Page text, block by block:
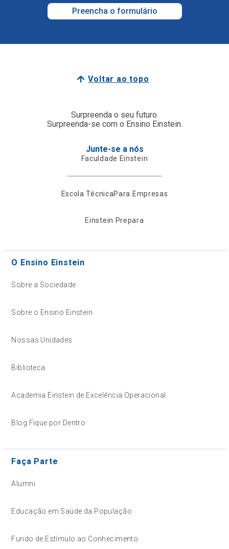
Preencha o formulário
Voltar ao topo
Surpreenda o seu futuro.
Surpreenda-se com o Ensino Einstein.
Junte-se a nós
Faculdade Einstein
Escola TécnicaPara Empresas
Einstein Prepara
O Ensino Einstein
Sobre a Sociedade
Sobre o Ensino Einstein
Nossas Unidades
Biblioteca
Academia Einstein de Excelência Operacional
Blog Fique por Dentro
Faça Parte
Alumni
Educação em Saúde da População
Fundo de Estímulo ao Conhecimento